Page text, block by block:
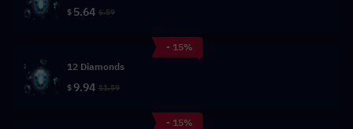
$ 5.64 6.59
- 15%
12 Diamonds
$9.94 11.59
- 15%